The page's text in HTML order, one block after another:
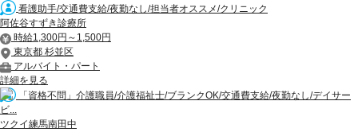
看護助手/交通費支給/夜勤なし/担当者オススメ/クリニック
阿佐谷すずき診療所
時給1,300円～1,500円
東京都 杉並区
アルバイト・パート
詳細を見る
「資格不問」介護職員/介護福祉士/ブランクOK/交通費支給/夜勤なし/デイサー
ビ...
ツクイ練馬南田中